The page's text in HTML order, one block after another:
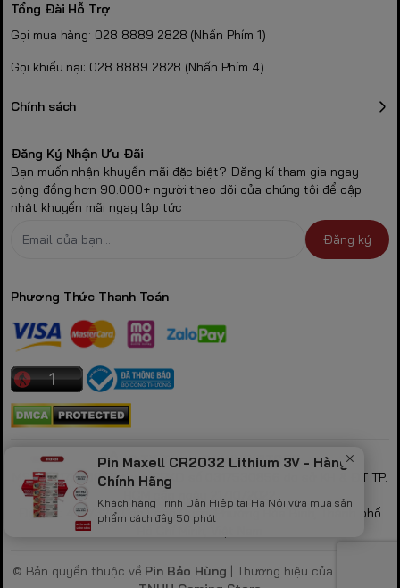
Tổng Đài Hỗ Trợ
Gọi mua hàng: 028 8889 2828 (Nhấn Phím 1)
Gọi khiếu nại: 028 8889 2828 (Nhấn Phím 4)
Chính sách
Đăng Ký Nhận Ưu Đãi
Bạn muốn nhận khuyến mãi đặc biệt? Đăng kí tham gia ngay
cộng đồng hơn 90.000+ người theo dõi của chúng tôi để cập
nhật khuyến mãi ngay lập tức
Đăng ký
Phương Thức Thanh Toán
CÔNG TY TNHH GAMING STORE
MST: 0317530856 theo GPKD số 0317530856 do sở KH & ĐT TP.
HCM cấp ngày 21/10/2022
Địa chỉ: 423/32B Lạc Long Quân, Phường Hòa Bình, Thành phố
© Bản quyền thuộc về Pin Bảo Hùng | Thương hiệu của
Pin Maxell CR2032 Lithium 3V - Hàng
Chính Hãng
Khách hàng Trịnh Dân Hiệp tại Hà Nội vừa mua sản
phẩm cách đây 50 phút